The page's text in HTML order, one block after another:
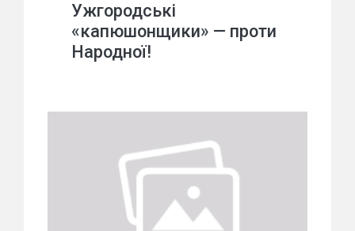
Ужгородські
«капюшонщики» — проти
Народної!